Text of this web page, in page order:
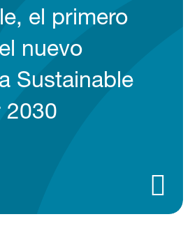
el primero
nuevo
Sustainable
2030